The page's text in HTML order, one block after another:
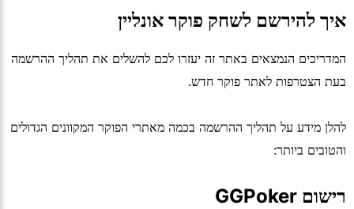
איך להירשם לשחק פוקר אונליין
המדריכים הנמצאים באתר זה יעזרו לכם להשלים את תהליך ההרשמה
בעת הצטרפות לאתר פוקר חדש.
להלן מידע על תהליך ההרשמה בכמה מאתרי הפוקר המקוונים הגדולים
והטובים ביותר:
רישום GGPoker